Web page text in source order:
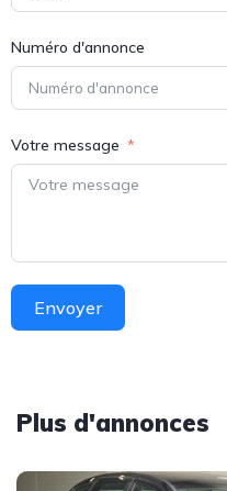
Numéro d'annonce
Votre message
Envoyer
Plus d'annonces